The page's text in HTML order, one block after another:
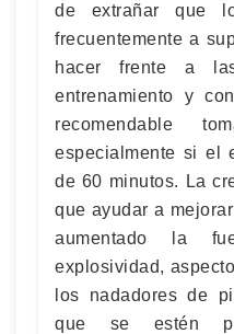
de extrañar que
frecuentemente a
hacer frente a
entrenamiento y
recomendable
especialmente si el
de 60 minutos. La
que ayudar a
aumentado la
explosividad,
los nadadores de
que se estén